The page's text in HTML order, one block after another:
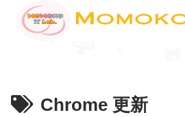
Chrome 更新